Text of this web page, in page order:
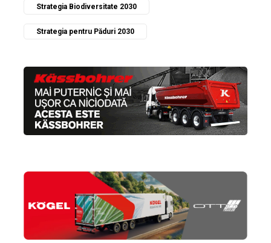
Strategia Biodiversitate 2030
Strategia pentru Păduri 2030